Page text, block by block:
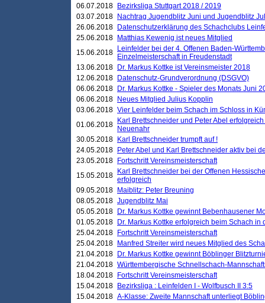
06.07.2018
Bezirksliga Stuttgart 2018 / 2019
03.07.2018
Nachtrag Jugendblitz Juni und Jugendblitz
26.06.2018
Datenschutzerklärung des Schachclubs
25.06.2018
Matthias Kewenig ist neues Mitglied
15.06.2018
Leinfelder bei der 4. Offenen Baden-
Einzelmeisterschaft in Freudenstadt
13.06.2018
Dr. Markus Kottke ist Vereinsmeister 2018
12.06.2018
Datenschutz-Grundverordnung (DSGVO)
06.06.2018
Dr. Markus Kottke - Spieler des Monats Juni
06.06.2018
Neues Mitglied Julius Kopplin
03.06.2018 Vier Leinfelder beim Schach im Schloss in
01.06.2018
Karl Brettschneider und Peter Abel
Neuenahr
30.05.2018
Karl Brettschneider trumpft auf !
24.05.2018
Peter Abel und Karl Brettschneider aktiv bei
23.05.2018
Fortschritt Vereinsmeisterschaft
15.05.2018
Karl Brettschneider bei der Offenen
erfolgreich
09.05.2018
Maiblitz: Peter Breuning
08.05.2018 Jugendblitz Mai
05.05.2018
Dr. Markus Kottke gewinnt Bebenhausener
01.05.2018
Dr. Markus Kottke erfolgreich beim Schach
25.04.2018
Fortschritt Vereinsmeisterschaft
25.04.2018
Manfred Streiter wird neues Mitglied des
21.04.2018
Dr. Markus Kottke gewinnt Böblinger
21.04.2018 Württembergische Schnellschach-
18.04.2018
Fortschritt Vereinsmeisterschaft
15.04.2018
Bezirksliga : Leinfelden I - Wolfbusch II 3:5
15.04.2018 A-Klasse: Zweite Mannschaft unterliegt